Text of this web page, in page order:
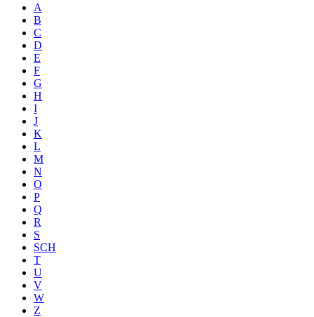
A
B
C
D
E
F
G
H
I
J
K
L
M
N
O
P
Q
R
S
SCH
T
U
V
W
Z